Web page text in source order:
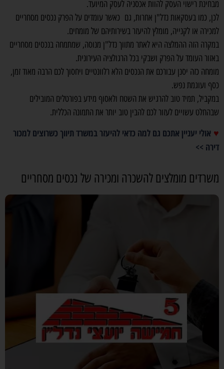
מבחינת רישוי העסק להוות אכסניה לעסק המיועד.
לכן, כמו בעסקאות נדל"ן אחרות, גם כאשר עומדים על הפרק נכסים מסחריים
למכירה או לקנייה, מומלץ להיעזר בשירותיהם של מומחים.
במקרה הזה ההמלצה היא לאתר מתווך נדל"ן מנוסה, שמתמחה בנכסים מסחריים
באזור העומד על הפרק ושבקי בכל הרגולציה העירונית.
מומחה כזה יסנן עבורכם את הנכסים הלא רלוונטיים ויחסוך לכם הרבה מאוד זמן,
כסף ועוגמת נפש.
במקביל, תמיד טוב להרגיש את השטח ולאסוף מידע בפורטלים המובילים
שבהחלט עשויים לעזור לכם להבין טוב יותר את התמונה הכללית.
♥ אולי יעניין אתכם גם למה כדאי להיעזר במשרד תיווך כשרוצים למכור
דירה >>
משרדים מומלצים להשכרה ומכירה של נכסים מסחריים